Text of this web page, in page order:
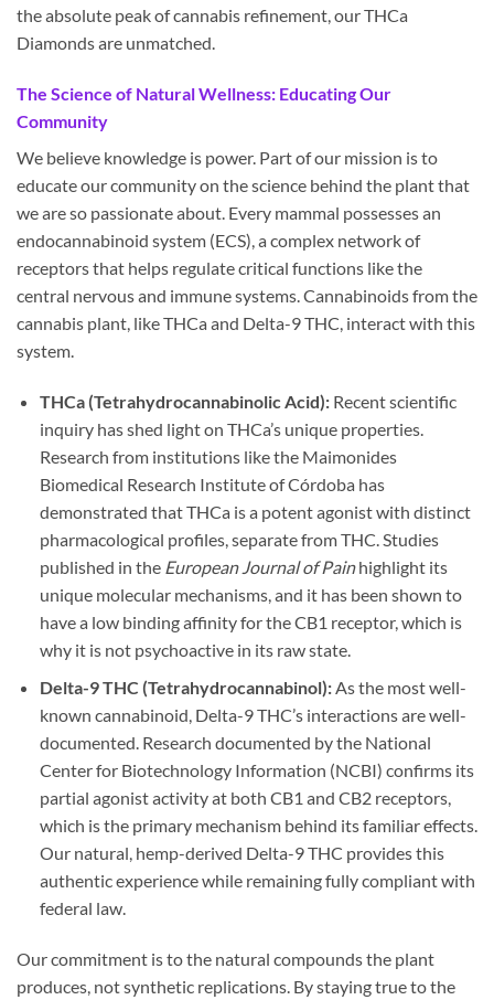
the absolute peak of cannabis refinement, our THCa
Diamonds are unmatched.
The Science of Natural Wellness: Educating Our
Community
We believe knowledge is power. Part of our mission is to
educate our community on the science behind the plant that
we are so passionate about. Every mammal possesses an
endocannabinoid system (ECS), a complex network of
receptors that helps regulate critical functions like the
central nervous and immune systems. Cannabinoids from the
cannabis plant, like THCa and Delta-9 THC, interact with this
system.
THCa (Tetrahydrocannabinolic Acid):Recent scientific
inquiry has shed light on THCa’s unique properties.
Research from institutions like the Maimonides
Biomedical Research Institute of Córdoba has
demonstrated that THCa is a potent agonist with distinct
pharmacological profiles, separate from THC. Studies
published in the European Journal of Painhighlight its
unique molecular mechanisms, and it has been shown to
have a low binding affinity for the CB1 receptor, which is
why it is not psychoactive in its raw state.
Delta-9 THC (Tetrahydrocannabinol):As the most well-
known cannabinoid, Delta-9 THC’s interactions are well-
documented. Research documented by the National
Center for Biotechnology Information (NCBI) confirms its
partial agonist activity at both CB1 and CB2 receptors,
which is the primary mechanism behind its familiar effects.
Our natural, hemp-derived Delta-9 THC provides this
authentic experience while remaining fully compliant with
federal law.
Our commitment is to the natural compounds the plant
produces, not synthetic replications. By staying true to the